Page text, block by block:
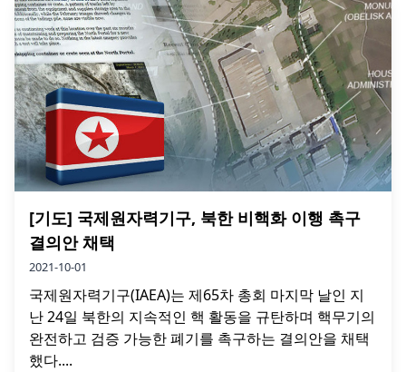
[기도] 국제원자력기구, 북한 비핵화 이행 촉구
결의안 채택
2021-10-01
국제원자력기구(IAEA)는 제65차 총회 마지막 날인 지
난 24일 북한의 지속적인 핵 활동을 규탄하며 핵무기의
완전하고 검증 가능한 폐기를 촉구하는 결의안을 채택
했다....